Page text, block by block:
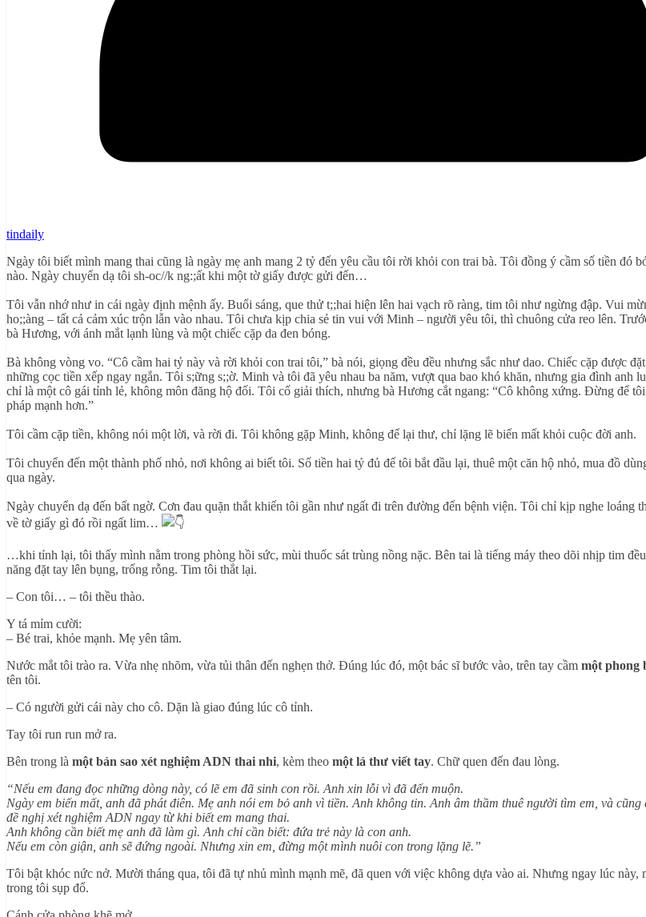
tindaily
Ngày tôi biết mình mang thai cũng là ngày mẹ anh mang 2 tỷ đến yêu cầu tôi rời khỏi con trai bà. Tôi đồng ý cầm số tiền đó
nào. Ngày chuyển dạ tôi sh-oc//k ng:;ất khi một tờ giấy được gửi đến…
Tôi vẫn nhớ như in cái ngày định mệnh ấy. Buổi sáng, que thử t;;hai hiện lên hai vạch rõ ràng, tim tôi như ngừng đập. Vui
ho;;àng – tất cả cảm xúc trộn lẫn vào nhau. Tôi chưa kịp chia sẻ tin vui với Minh – người yêu tôi, thì chuông cửa reo lên.
bà Hương, với ánh mắt lạnh lùng và một chiếc cặp da đen bóng.
Bà không vòng vo. “Cô cầm hai tỷ này và rời khỏi con trai tôi,” bà nói, giọng đều đều nhưng sắc như dao. Chiếc cặp được
những cọc tiền xếp ngay ngắn. Tôi s;ững s;;ờ. Minh và tôi đã yêu nhau ba năm, vượt qua bao khó khăn, nhưng gia đình anh
chỉ là một cô gái tỉnh lẻ, không môn đăng hộ đối. Tôi cố giải thích, nhưng bà Hương cắt ngang: “Cô không xứng. Đừng để
pháp mạnh hơn.”
Tôi cầm cặp tiền, không nói một lời, và rời đi. Tôi không gặp Minh, không để lại thư, chỉ lặng lẽ biến mất khỏi cuộc đời anh.
Tôi chuyển đến một thành phố nhỏ, nơi không ai biết tôi. Số tiền hai tỷ đủ để tôi bắt đầu lại, thuê một căn hộ nhỏ, mua đồ
qua ngày.
Ngày chuyển dạ đến bất ngờ. Cơn đau quặn thắt khiến tôi gần như ngất đi trên đường đến bệnh viện. Tôi chỉ kịp nghe loáng
về tờ giấy gì đó rồi ngất lim…
…khi tỉnh lại, tôi thấy mình nằm trong phòng hồi sức, mùi thuốc sát trùng nồng nặc. Bên tai là tiếng máy theo dõi nhịp tim
năng đặt tay lên bụng, trống rỗng. Tim tôi thắt lại.
– Con tôi… – tôi thều thào.
Y tá mỉm cười:
– Bé trai, khỏe mạnh. Mẹ yên tâm.
Nước mắt tôi trào ra. Vừa nhẹ nhõm, vừa tủi thân đến nghẹn thở. Đúng lúc đó, một bác sĩ bước vào, trên tay cầm một phong
tên tôi.
– Có người gửi cái này cho cô. Dặn là giao đúng lúc cô tỉnh.
Tay tôi run run mở ra.
Bên trong là một bản sao xét nghiệm ADN thai nhi, kèm theo một lá thư viết tay. Chữ quen đến đau lòng.
“Nếu em đang đọc những dòng này, có lẽ em đã sinh con rồi. Anh xin lỗi vì đã đến muộn.
Ngày em biến mất, anh đã phát điên. Mẹ anh nói em bỏ anh vì tiền. Anh không tin. Anh âm thầm thuê người tìm em, và
đề nghị xét nghiệm ADN ngay từ khi biết em mang thai.
Anh không cần biết mẹ anh đã làm gì. Anh chỉ cần biết: đứa trẻ này là con anh.
Nếu em còn giận, anh sẽ đứng ngoài. Nhưng xin em, đừng một mình nuôi con trong lặng lẽ.”
Tôi bật khóc nức nở. Mười tháng qua, tôi đã tự nhủ mình mạnh mẽ, đã quen với việc không dựa vào ai. Nhưng ngay lúc này,
trong tôi sụp đổ.